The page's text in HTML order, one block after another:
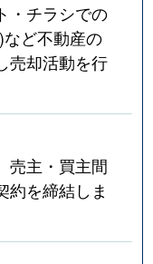
・チラシでの
ど不動産の
売却活動を行
売主・買主間
約を締結しま